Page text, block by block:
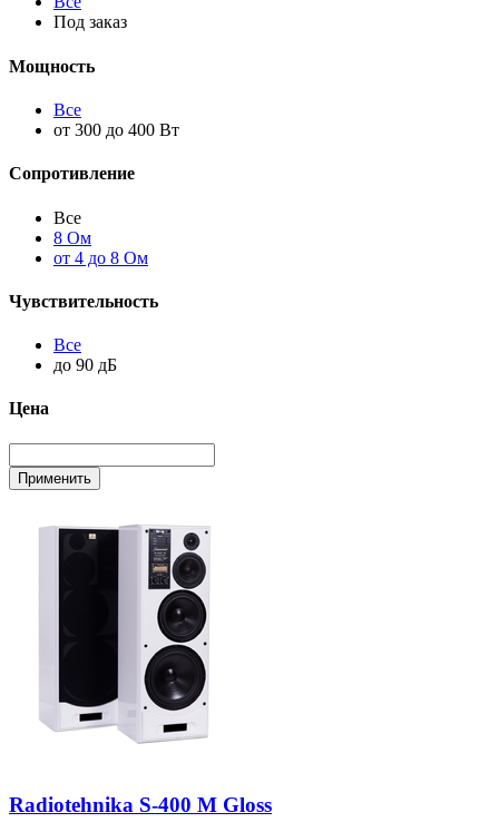
Под заказ
Мощность
Все
от 300 до 400 Вт
Сопротивление
Все
8 Ом
от 4 до 8 Ом
Чувствительность
Все
до 90 дБ
Цена
Radiotehnika S-400 M Gloss